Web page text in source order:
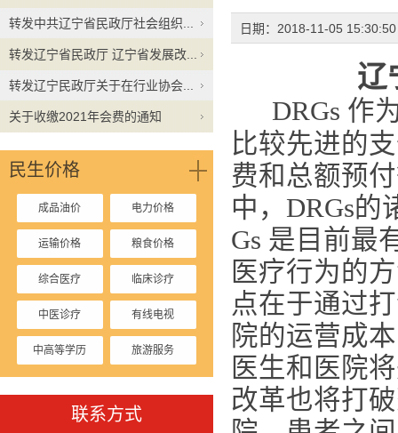
转发中共辽宁省民政厅社会组织...
转发辽宁省民政厅 辽宁省发展改...
转发辽宁民政厅关于在行业协会...
关于收缴2021年会费的通知
民生价格
成品油价 电力价格
运输价格 粮食价格
综合医疗 临床诊疗
中医诊疗 有线电视
中高等学历 旅游服务
联系方式
日期：2018-11-05
辽
DRGs 作
比较先进的
费和总额预
中，DRGs的
Gs 是目前最
医疗行为的
点在于通过
院的运营成
医生和医 院
改革也将打